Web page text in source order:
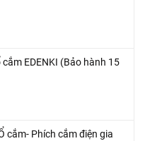
EDENKI (Bảo hành 15
cắm- Phích cắm điện gia